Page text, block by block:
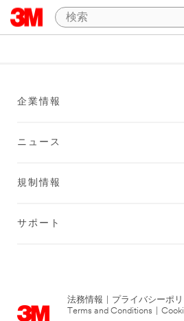
企業情報
ニュース
規制情報
サポート
法務情報 プライバシーポ
Terms and Conditions